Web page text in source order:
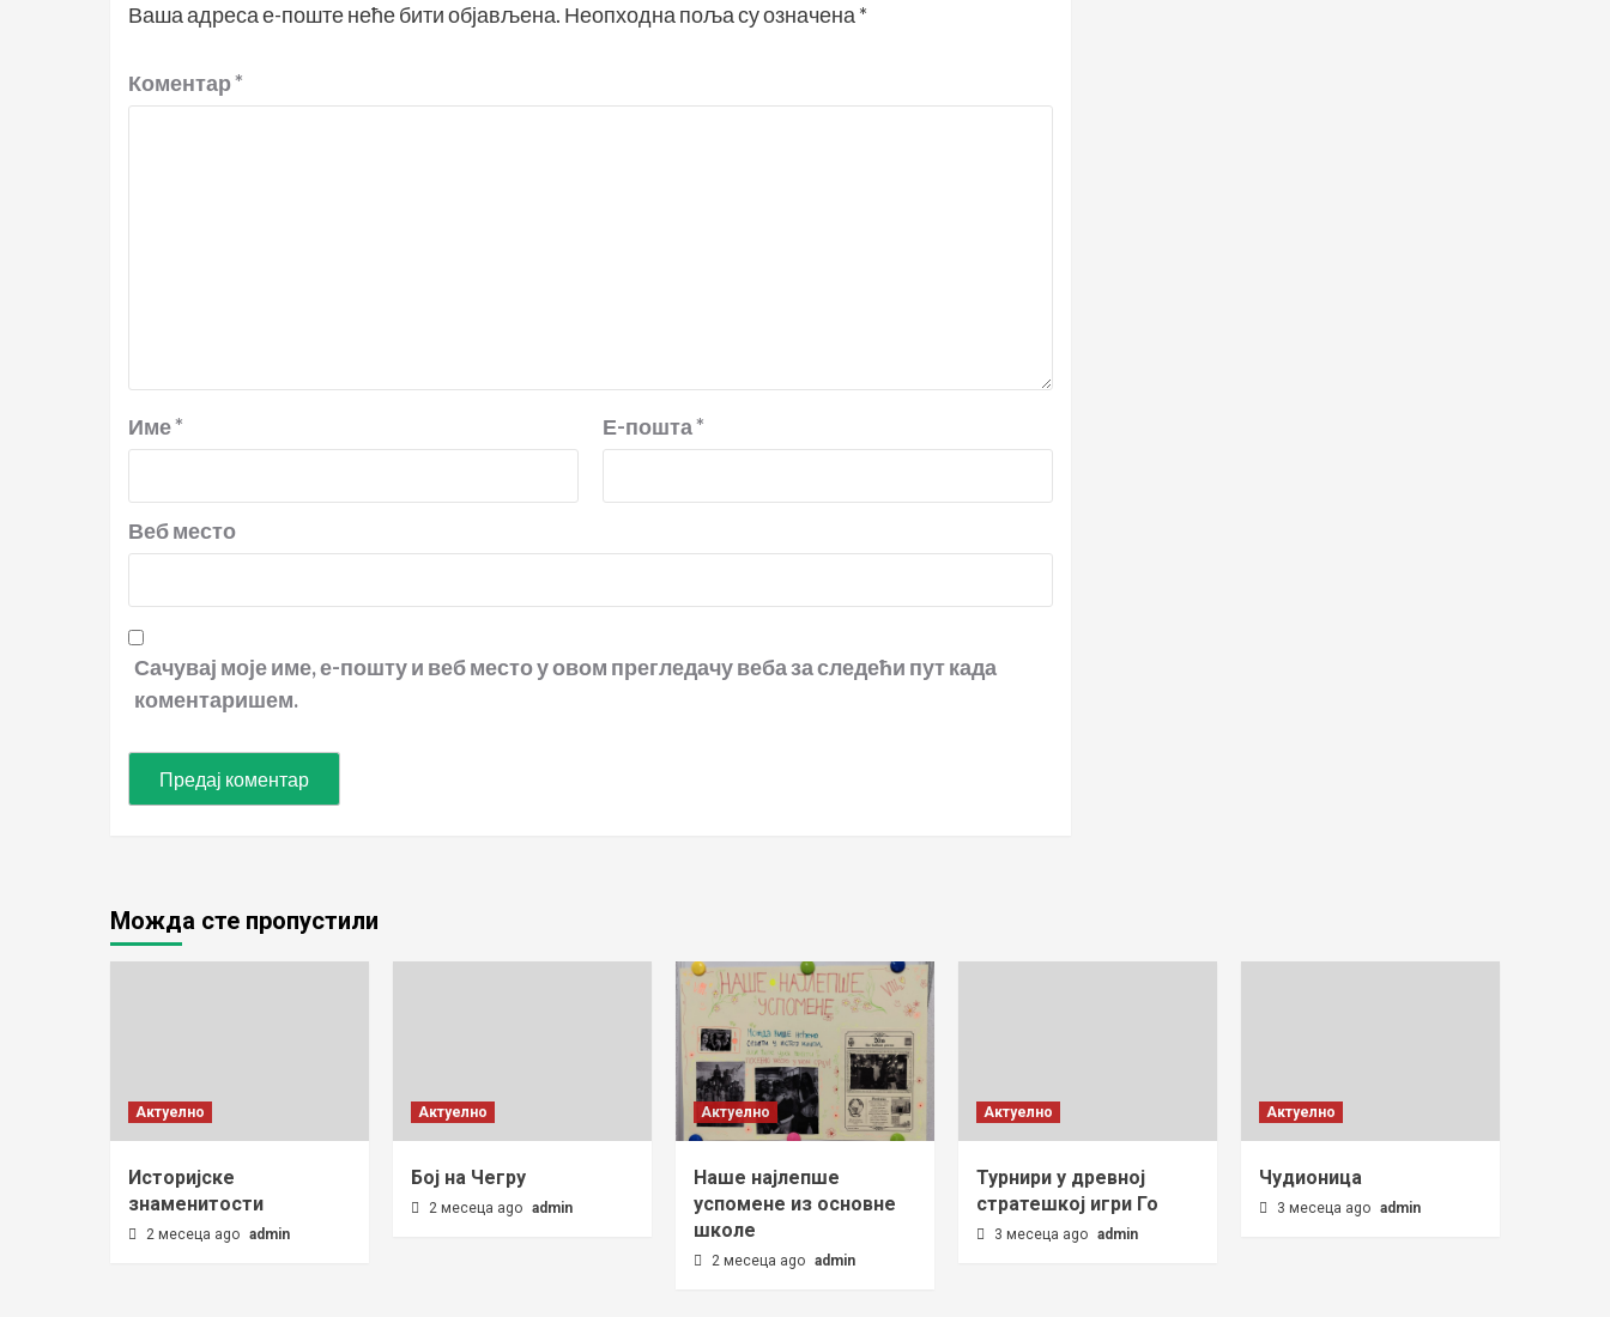
Ваша адреса е-поште неће бити објављена. Неопходна поља су означена*
Коментар*
Име* Е-пошта*
Веб место
Сачувај моје име, е-пошту и веб место у овом прегледачу веба за следећи пут када
коментаришем.
Можда сте пропустили
Актуелно
Историјске
знаменитости
2 месеца ago admin
Актуелно
Бој на Чегру
2 месеца ago admin
Актуелно
Наше најлепше
успомене из основне
школе
2 месеца ago admin
Актуелно
Турнири у древној
стратешкој игри Го
3 месеца ago admin
Актуелно
Чудионица
3 месеца ago admin